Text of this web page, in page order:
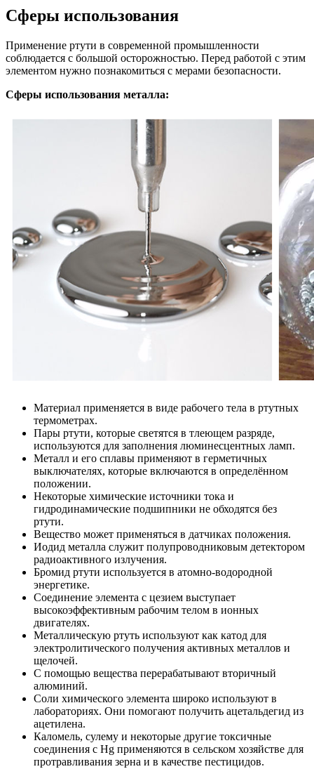
Сферы использования
Применение ртути в современной промышленности
соблюдается с большой осторожностью. Перед работой с этим
элементом нужно познакомиться с мерами безопасности.
Сферы использования металла:
Материал применяется в виде рабочего тела в ртутных
термометрах.
Пары ртути, которые светятся в тлеющем разряде,
используются для заполнения люминесцентных ламп.
Металл и его сплавы применяют в герметичных
выключателях, которые включаются в определённом
положении.
Некоторые химические источники тока и
гидродинамические подшипники не обходятся без
ртути.
Вещество может применяться в датчиках положения.
Иодид металла служит полупроводниковым детектором
радиоактивного излучения.
Бромид ртути используется в атомно-водородной
энергетике.
Соединение элемента с цезием выступает
высокоэффективным рабочим телом в ионных
двигателях.
Металлическую ртуть используют как катод для
электролитического получения активных металлов и
щелочей.
С помощью вещества перерабатывают вторичный
алюминий.
Соли химического элемента широко используют в
лабораториях. Они помогают получить ацетальдегид из
ацетилена.
Каломель, сулему и некоторые другие токсичные
соединения с Hg применяются в сельском хозяйстве для
протравливания зерна и в качестве пестицидов.